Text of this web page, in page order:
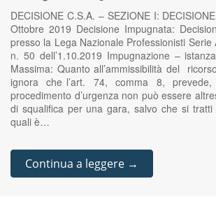
DECISIONE C.S.A. – SEZIONE I:
Ottobre 2019 Decisione Impugnata:
presso la Lega Nazionale Professionisti Serie
n. 50 dell’1.10.2019 Impugnazione –
Massima: Quanto all’ammissibilità del
ignora che l’art. 74, comma 8, prevede,
procedimento d’urgenza non può essere
di squalifica per una gara, salvo che si
quali è…
Continua a leggere →